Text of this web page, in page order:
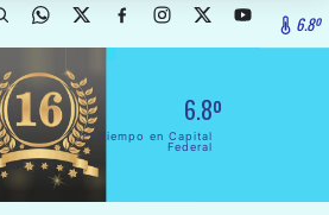
6.8º
6.8º
El Tiempo en Capital
Federal